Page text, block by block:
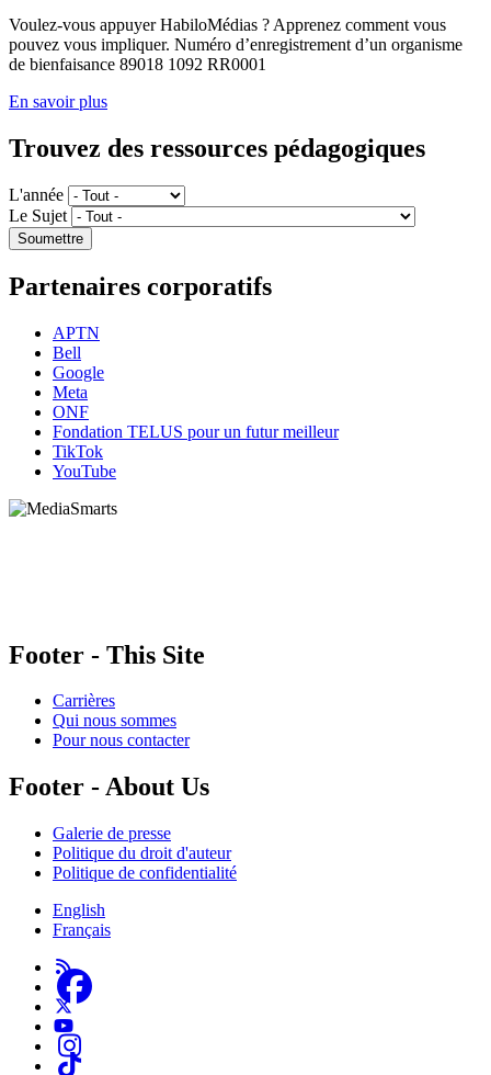
Voulez-vous appuyer HabiloMédias ? Apprenez comment vous
pouvez vous impliquer. Numéro d’enregistrement d’un organisme
de bienfaisance 89018 1092 RR0001
En savoir plus
Trouvez des ressources pédagogiques
L'année
Le Sujet
Partenaires corporatifs
APTN
Bell
Google
Meta
ONF
Fondation TELUS pour un futur meilleur
TikTok
YouTube
Footer - This Site
Carrières
Qui nous sommes
Pour nous contacter
Footer - About Us
Galerie de presse
Politique du droit d'auteur
Politique de confidentialité
English
Français